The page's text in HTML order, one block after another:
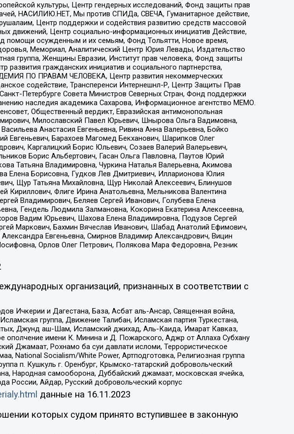
культуры, Центр гендерных исследований, Фонд защиты прав
НАСИЛИЮ.НЕТ, Мы против СПИДа, СВЕЧА, Гуманитарное действие,
Центр поддержки и содействия развитию средств массовой
движений, Центр социально-информационных инициатив Действие,
помощи осужденным и их семьям, Фонд Тольятти, Новое время,
Мемориал, Аналитический Центр Юрия Левады, Издательство
группа, Женщины Евразии, Институт прав человека, Фонд защиты
развития гражданских инициатив и социального партнерства,
ПО ПРАВАМ ЧЕЛОВЕКА, Центр развития некоммерческих
содействие, Трансперенси Интернешнл-Р, Центр Защиты Прав
Петербурге Совета Министров Северных Стран, Фонд поддержки
наследия академика Сахарова, Информационное агентство МЕМО.
Общественный вердикт, Евразийская антимонопольная
Милославский Павел Юрьевич, Шнырова Ольга Вадимовна,
Анастасия Евгеньевна, Ривина Анна Валерьевна, Бойко
Евгеньевич, Барахоев Магомед Бекханович, Шарипков Олег
Каргалицкий Борис Юльевич, Созаев Валерий Валерьевич,
Борис Альбертович, Гасан Ольга Павловна, Паутов Юрий
Татьяна Владимировна, Чуркина Наталья Валерьевна, Акимова
Елена Борисовна, Гудков Лев Дмитриевич, Илларионова Юлия
Щур Татьяна Михайловна, Щур Николай Алексеевич, Блинушов
Кириллович, Флиге Ирина Анатольевна, Мельникова Валентина
Владимирович, Беляев Сергей Иванович, Голубева Елена
Гендель Людмила Залмановна, Кокорина Екатерина Алексеевна,
Вадим Юрьевич, Шахова Елена Владимировна, Подузов Сергей
Маркович, Бахмин Вячеслав Иванович, Шабад Анатолий Ефимович,
Евгеньевна, Смирнов Владимир Александрович, Вицин
Орлов Олег Петрович, Полякова Мара Федоровна, Резник
организаций, признанных в соответствии с
Ичкерии и Дагестана, База, Асбат аль-Ансар, Священная война,
группа, Движение Талибан, Исламская партия Туркестана,
Джунд аш-Шам, Исламский джихад, Аль-Каида, Имарат Кавказ,
имени К. Минина и Д. Пожарского, Аджр от Аллаха Субхану
Джамаат, Рохнамо ба суи давлати исломи, Террористическое
National Socialism/White Power, Артподготовка, Религиозная группа
п. Кушкуль г. Оренбург, Крымско-татарский добровольческий
Народная самооборона, Дуббайский джамаат, московская ячейка,
России, Айдар, Русский добровольческий корпус
данные на 16.11.2023
которых судом принято вступившее в законную